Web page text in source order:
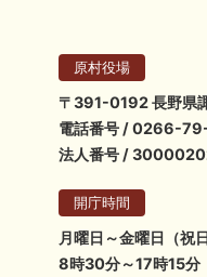
原村役場
〒391-0192 長野県
電話番号 / 0266-
法人番号 /
開庁時間
月曜日～金曜日（祝
8時30分～17時15分